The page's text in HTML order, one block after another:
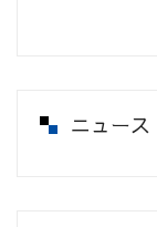
ニュース